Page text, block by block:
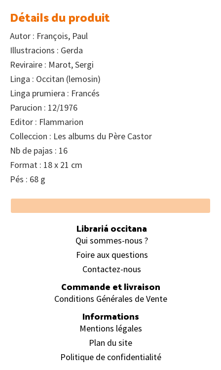
Détails du produit
Autor : François, Paul
Illustracions : Gerda
Reviraire : Marot, Sergi
Linga : Occitan (lemosin)
Linga prumiera : Francés
Parucion : 12/1976
Editor : Flammarion
Colleccion : Les albums du Père Castor
Nb de pajas : 16
Format : 18 x 21 cm
Pés : 68 g
Footer
Librariá occitana
Qui sommes-nous ?
Foire aux questions
Contactez-nous
Commande et livraison
Conditions Générales de Vente
Informations
Mentions légales
Plan du site
Politique de confidentialité